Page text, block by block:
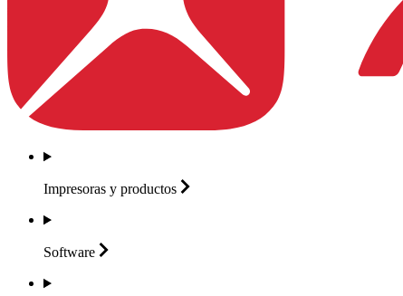
Impresoras y productos
Software